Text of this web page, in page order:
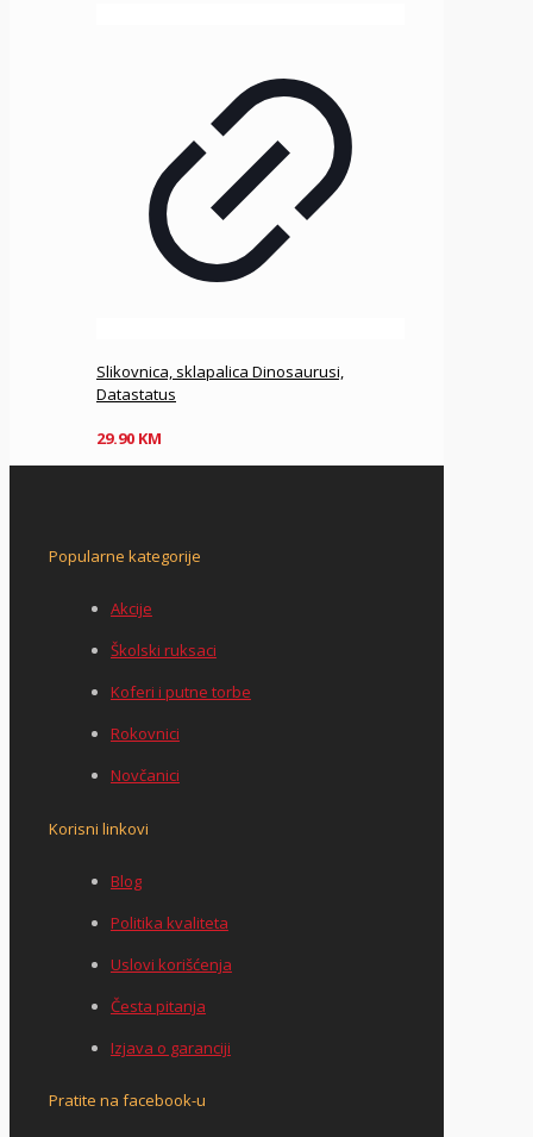
Slikovnica, sklapalica Dinosaurusi,
Datastatus
29.90 KM
Popularne kategorije
Akcije
Školski ruksaci
Koferi i putne torbe
Rokovnici
Novčanici
Korisni linkovi
Blog
Politika kvaliteta
Uslovi korišćenja
Česta pitanja
Izjava o garanciji
Pratite na facebook-u